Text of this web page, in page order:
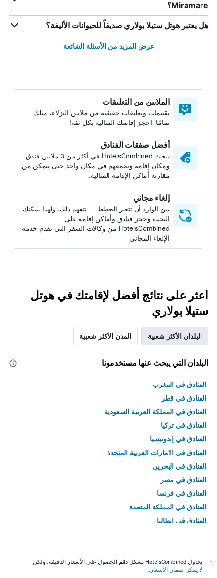
Miramare؟
هل يعتبر هوتل ستيلا بولاري صديقاً للحيوانات الأليفة؟
عرض المزيد من الأسئلة الشائعة
الملايين من التعليقات
تقييمات وتعليقات حقيقية من ملايين النزلاء، مثلك
تمامًا. احجز إقامتك المثالية بكل ثقة!
أفضل صفقات الفنادق
يبحث HotelsCombined في أكثر من 3 ملايين فندق
ومكان إقامة ويجمعهم في مكان واحد حتى تتمكن من
مقارنة أماكن الإقامة المثالية.
إلغاء مجاني
من الوارد أن تتغير الخطط — نتفهم ذلك. ولهذا يمكنك
البحث وحجز فنادق وأماكن إقامة على
HotelsCombined من وكالات السفر التي تقدم خدمة
الإلغاء المجاني
اعثر على نتائج أفضل لإقامتك في هوتل
ستيلا بولاري
البلدان الأكثر شعبية المدن الأكثر شعبية
البلدان التي يبحث عنها مستخدمونا
الفنادق في المغرب
الفنادق في قطر
الفنادق في المملكة العربية السعودية
الفنادق في تركيا
الفنادق في إندونيسيا
الفنادق في الامارات العربية المتحدة
الفنادق في البحرين
الفنادق في مصر
الفنادق في فرنسا
الفنادق في المملكة المتحدة
الفنادق في إيطاليا
*
يحاول HotelsCombined بشكل دائم الحصول على الأسعار الدقيقة، ولكن
لا يمكن ضمان الأسعار .